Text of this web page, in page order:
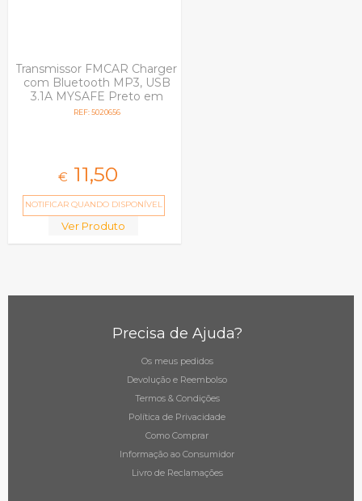
Transmissor FMCAR Charger
com Bluetooth MP3, USB
3.1A MYSAFE Preto em
Blister
REF: 5020656
€ 11,50
NOTIFICAR QUANDO DISPONÍVEL
Ver Produto
Precisa de Ajuda?
Os meus pedidos
Devolução e Reembolso
Termos & Condições
Política de Privacidade
Como Comprar
Informação ao Consumidor
Livro de Reclamações